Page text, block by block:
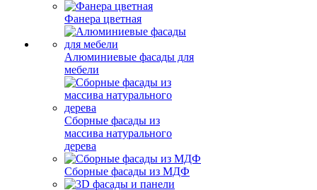
Фанера цветная
Алюминиевые фасады для
мебели
Сборные фасады из
массива натурального
дерева
Сборные фасады из МДФ